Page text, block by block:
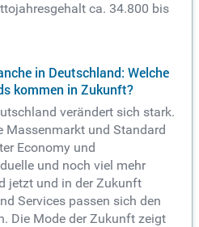
ca. 34.800 bis
in Deutschland: Welche
kommen in Zukunft?
verändert sich stark.
Massenmarkt und Standard
Economy und
und noch viel mehr
jetzt und in der Zukunft
Services passen sich den
Die Mode der Zukunft zeigt